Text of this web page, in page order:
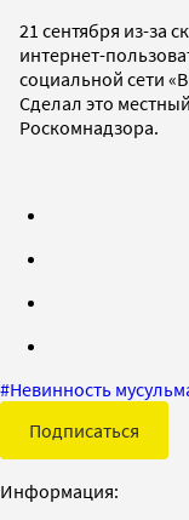
21 сентября из-за
интернет-
социальной сети
Сделал это
Роскомнадзора.
#Невинность
Подписаться
Информация: